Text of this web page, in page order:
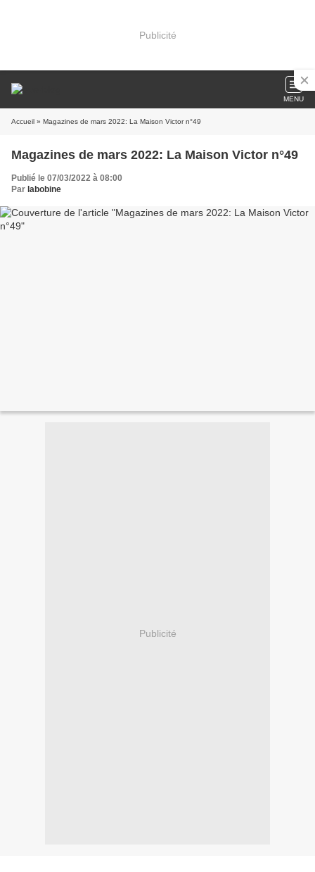
Publicité
MENU
Accueil » Magazines de mars 2022: La Maison Victor n°49
Magazines de mars 2022: La Maison Victor n°49
Publié le 07/03/2022 à 08:00
Par labobine
Publicité